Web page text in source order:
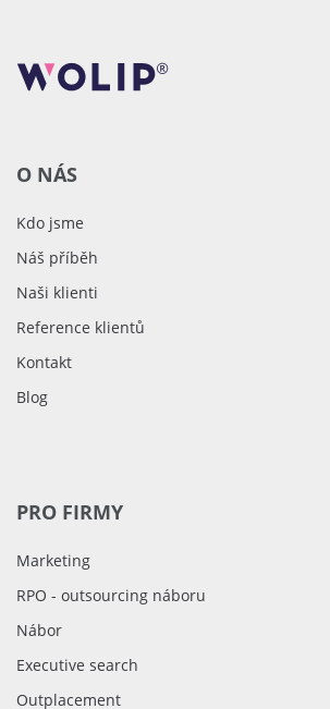
O NÁS
Kdo jsme
Náš příběh
Naši klienti
Reference klientů
Kontakt
Blog
PRO FIRMY
Marketing
RPO - outsourcing náboru
Nábor
Executive search
Outplacement